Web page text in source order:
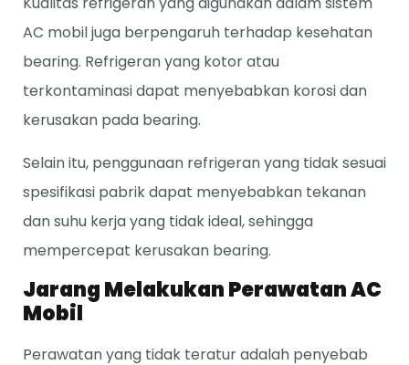
AC mobil juga berpengaruh terhadap kesehatan
bearing. Refrigeran yang kotor atau
terkontaminasi dapat menyebabkan korosi dan
kerusakan pada bearing.
Selain itu, penggunaan refrigeran yang tidak sesuai
spesifikasi pabrik dapat menyebabkan tekanan
dan suhu kerja yang tidak ideal, sehingga
mempercepat kerusakan bearing.
Jarang Melakukan Perawatan AC
Mobil
Perawatan yang tidak teratur adalah penyebab